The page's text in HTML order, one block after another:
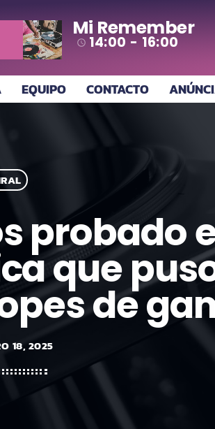
Mi Remember
access_time 14:00 - 16:00
EQUIPO CONTACTO
probado
que
de
18, 2025